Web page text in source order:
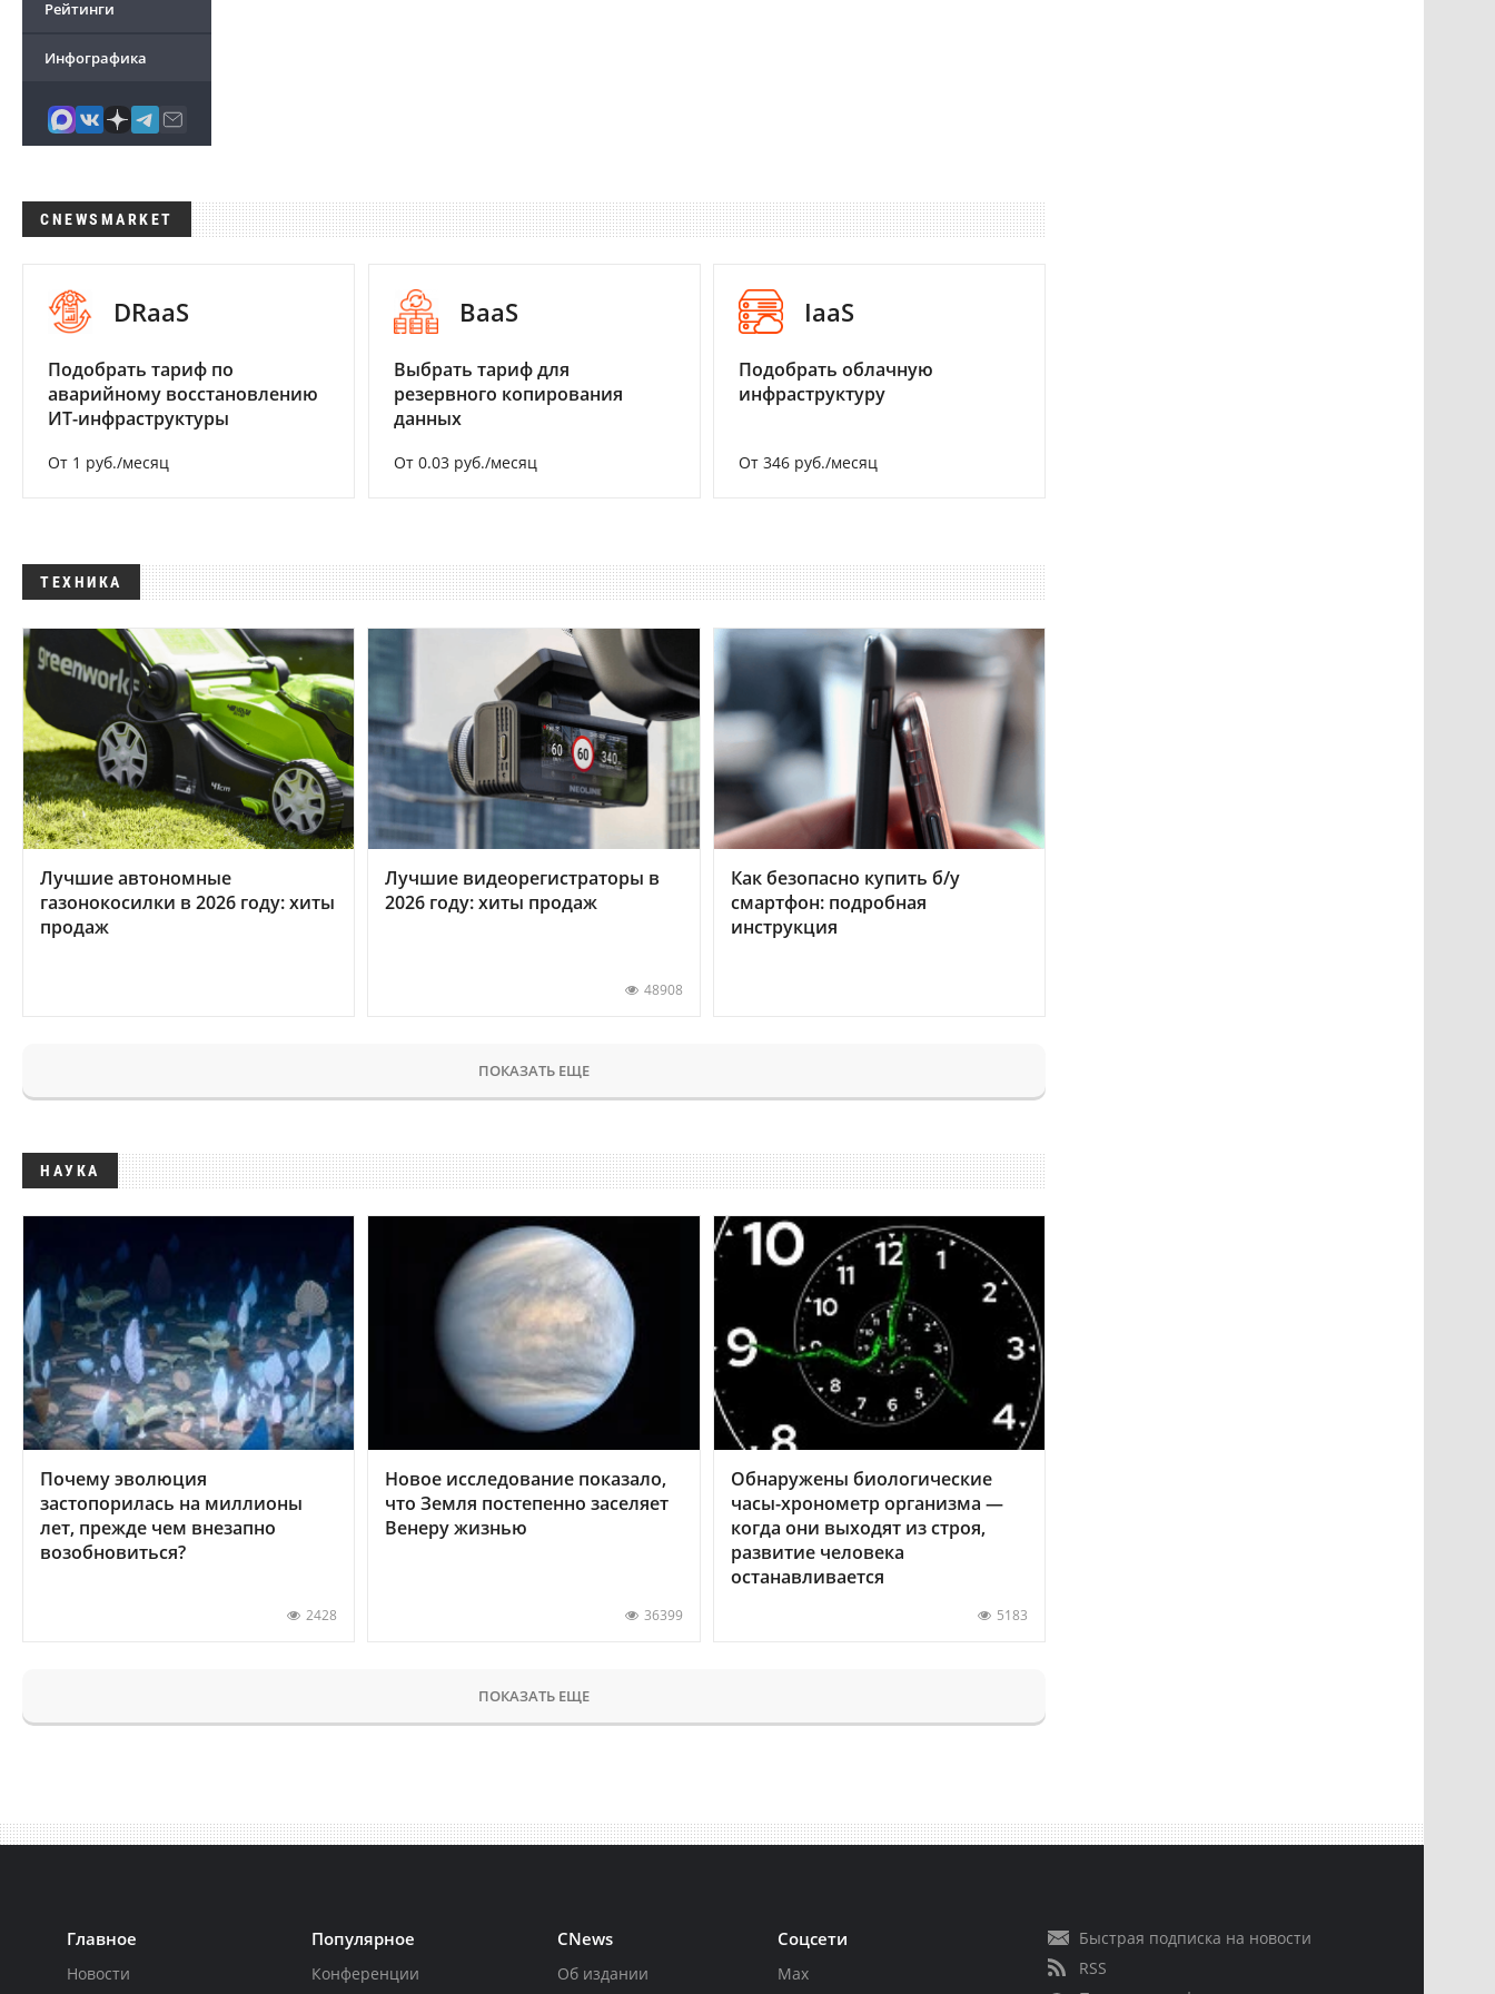
Рейтинги
Инфографика
CNEWSMARKET
DRaaS
Подобрать тариф по
аварийному восстановлению
ИТ-инфраструктуры
От 1 руб./месяц
BaaS
Выбрать тариф для
резервного копирования
данных
От 0.03 руб./месяц
IaaS
Подобрать облачную
инфраструктуру
От 346 руб./месяц
ТЕХНИКА
Лучшие автономные
газонокосилки в 2026 году: хиты
продаж
Лучшие видеорегистраторы в
2026 году: хиты продаж
48908
Как безопасно купить б/у
смартфон: подробная
инструкция
ПОКАЗАТЬ ЕЩЕ
НАУКА
Почему эволюция
застопорилась на миллионы
лет, прежде чем внезапно
возобновиться?
2428
Новое исследование показало,
что Земля постепенно заселяет
Венеру жизнью
36399
Обнаружены биологические
часы-хронометр организма —
когда они выходят из строя,
развитие человека
останавливается
5183
ПОКАЗАТЬ ЕЩЕ
Главное
Новости
Популярное
Конференции
CNews
Об издании
Соцсети
Max
Быстрая подписка на новости
RSS